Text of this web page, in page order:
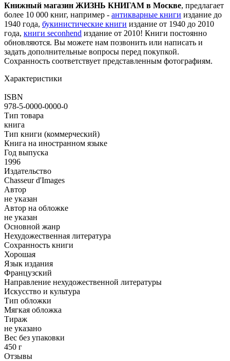
Книжный магазин ЖИЗНЬ КНИГАМ в Москве, предлагает
более 10 000 книг, например - антикварные книги издание до
1940 года, букинистические книги издание от 1940 до 2010
года, книги seconhend издание от 2010! Книги постоянно
обновляются. Вы можете нам позвонить или написать и
задать дополнительные вопросы перед покупкой.
Сохранность соответствует представленным фотографиям.
Характеристики
ISBN
978-5-0000-0000-0
Тип товара
книга
Тип книги (коммерческий)
Книга на иностранном языке
Год выпуска
1996
Издательство
Chasseur d'Images
Автор
не указан
Автор на обложке
не указан
Основной жанр
Нехудожественная литература
Сохранность книги
Хорошая
Язык издания
Французский
Направление нехудожественной литературы
Искусство и культура
Тип обложки
Мягкая обложка
Тираж
не указано
Вес без упаковки
450 г
Отзывы